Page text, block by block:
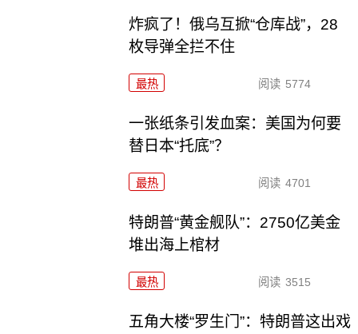
炸疯了！俄乌互掀“仓库战”，28
枚导弹全拦不住
最热 阅读 5774
一张纸条引发血案：美国为何要
替日本“托底”？
最热 阅读 4701
特朗普“黄金舰队”：2750亿美金
堆出海上棺材
最热 阅读 3515
五角大楼“罗生门”：特朗普这出戏